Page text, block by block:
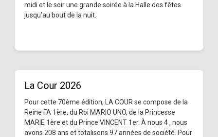
midi et le soir une grande soirée à la Halle des fêtes
jusqu’au bout de la nuit.
La Cour 2026
Pour cette 70ème édition, LA COUR se compose de la
Reine FA 1ère, du Roi MARIO UNO, de la Princesse
MARIE 1ère et du Prince VINCENT 1er. À nous 4 , nous
avons 208 ans et totalisons 97 années de société. Pour